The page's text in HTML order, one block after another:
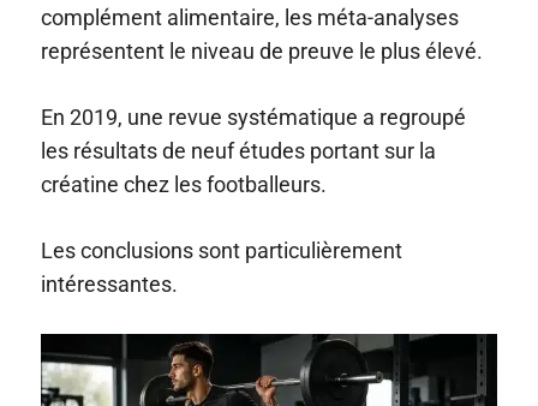
complément alimentaire, les méta-analyses
représentent le niveau de preuve le plus élevé.
En 2019, une revue systématique a regroupé
les résultats de neuf études portant sur la
créatine chez les footballeurs.
Les conclusions sont particulièrement
intéressantes.